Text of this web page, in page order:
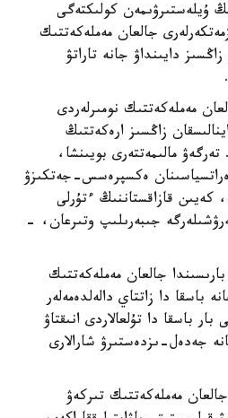
ۇيلەستىرۋىمەن كولىكتەگى
جالعان مەملەكەتتىك
دايىنداۋ جانە تاراتۋ
مەملەكەتتىك نومىرلەردى
زاڭسىز ارەكەتتىڭ
مالىمەتتەرى بويىنشا،
ەكسپرەسس-جەتكىزۋ
كەيىن قازاقستاننىڭ ءتۇرلى
جىبەرىلىپ وتىرعان، -
جالعان مەملەكەتتىك
باسقا دا زاتتاي دالەلدەمەلەر
باسقا دا تۇلعالاردى انىقتاۋ
جەدەل-ىزدەستىرۋ شارالارى
مەملەكەتتىك تىركەۋ